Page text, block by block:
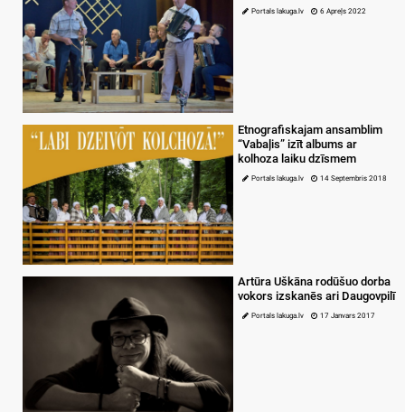
Portals lakuga.lv 6 Apreļs 2022
Etnografiskajam ansamblim
“Vabaļis” izīt albums ar
kolhoza laiku dzīsmem
Portals lakuga.lv 14 Septembris 2018
Artūra Uškāna rodūšuo dorba
vokors izskanēs ari Daugovpilī
Portals lakuga.lv 17 Janvars 2017